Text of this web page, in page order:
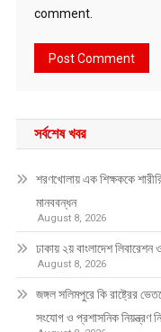
comment.
সর্বশেষ খবর
শরণখোলায় এক শিক্ষককে
মানববন্ধন
August 8, 2026
ঢাকায় ২য় বাংলাদেশ
August 8, 2026
জঙ্গল সলিমপুরে কি রাষ্ট্রের
সংযোগ ও প্রশাসনিক নিয়ন্ত্রণ